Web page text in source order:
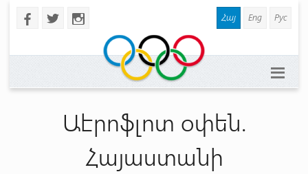
b a x Հայ Eng Рус
Աէրոֆլոտ օփեն.
Հայաստանի